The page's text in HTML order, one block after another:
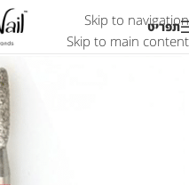
Skip to navigation
Skip to main content
תפריט
אזל המלאי